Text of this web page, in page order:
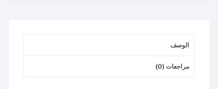
موديل
الوصف
مراجعات (0)